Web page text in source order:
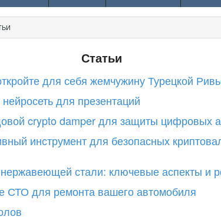
Статьи
для себя жемчужину Турецкой
для презентаций
crypto damper для защиты цифровых
инструмент для безопасных
стали: ключевые аспекты и
СТО для ремонта вашего автомобиля